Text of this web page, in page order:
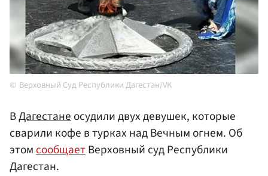
Верховный Суд Республики Дагестан/VK
ВДагестанеосудили двух девушек, которые
сварили кофе в турках над Вечным огнем. Об
этомсообщаетВерховный суд Республики
Дагестан.